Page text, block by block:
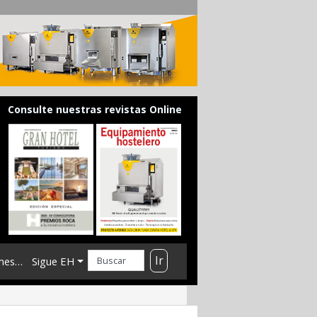
Consulte nuestras revistas Online
Sigue EH Ir